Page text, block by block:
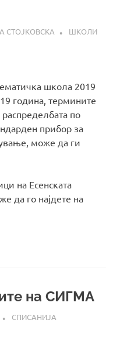
СТОЈКОВСКА ШКОЛИ
школа 2019
година, термините
распределбата по
прибор за
може да ги
на Есенската
да го најдете на
на СИГМА
СПИСАНИЈА